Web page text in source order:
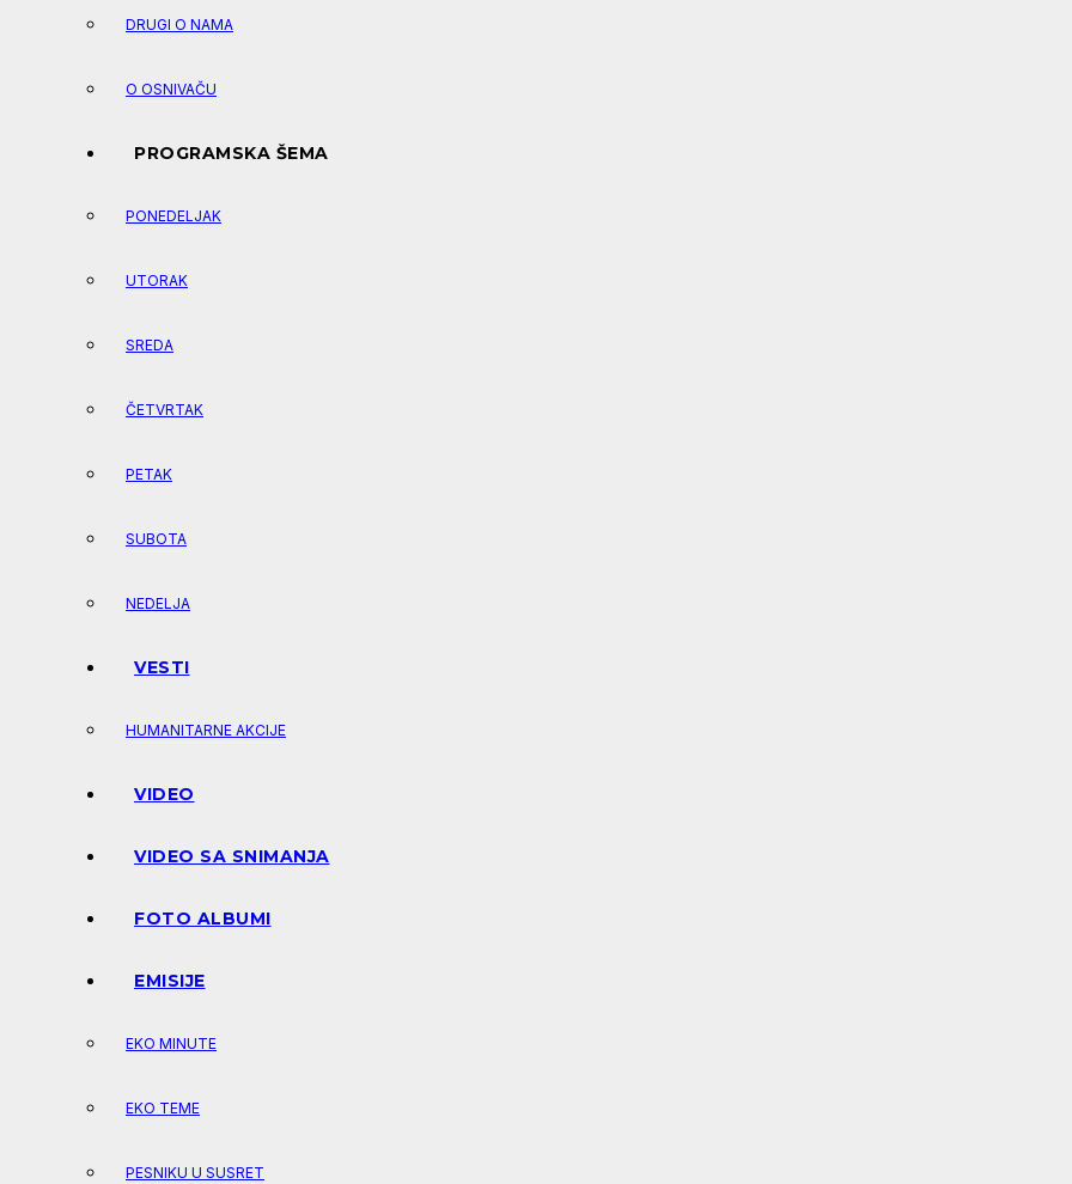
DRUGI O NAMA
O OSNIVAČU
PROGRAMSKA ŠEMA
PONEDELJAK
UTORAK
SREDA
ČETVRTAK
PETAK
SUBOTA
NEDELJA
VESTI
HUMANITARNE AKCIJE
VIDEO
VIDEO SA SNIMANJA
FOTO ALBUMI
EMISIJE
EKO MINUTE
EKO TEME
PESNIKU U SUSRET